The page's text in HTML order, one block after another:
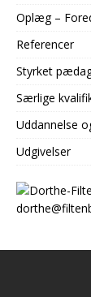
Oplæg –
Referencer
Styrket
Særlige
Uddannelse
Udgivelser